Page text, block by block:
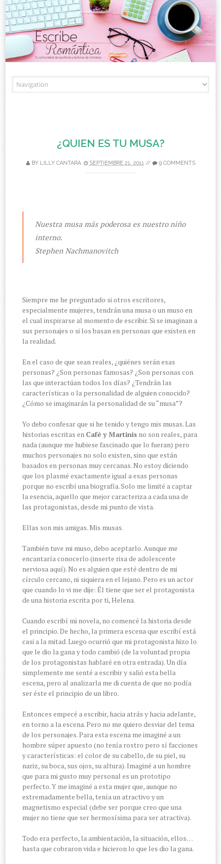
¿QUIEN ES TU MUSA?
BY LILLY CANTARA SEPTIEMBRE 21, 2011// 9 COMMENTS
Nuestra musa más poderosa es nuestro niño
interno.
Stephen Nachmanovitch
Siempre me he preguntado si otros escritores,
especialmente mujeres, tendrán una musa o un muso en
el cual inspirarse al momento de escribir. Si se imaginan a
sus personajes o si los basan en personas que existen en
la realidad.
En el caso de que sean reales, ¿quiénes serán esas
personas? ¿Son personas famosas? ¿Son personas con
las que interactúan todos los días? ¿Tendrán las
características o la personalidad de alguien conocido?
¿Cómo se imaginarán la personalidad de su “musa”?
Yo debo confesar que si he tenido y tengo mis musas. Las
historias escritas en Café y Martinis no son reales, para
nada (aunque me hubiese fascinado que lo fueran) pero
muchos personajes no solo existen, sino que están
basados en personas muy cercanas. No estoy diciendo
que los plasmé exactamente igual a esas personas
porque no escribí una biografía. Solo me limité a captar
la esencia, aquello que mejor caracteriza a cada una de
las protagonistas, desde mi punto de vista.
Ellas son mis amigas. Mis musas.
También tuve mi muso, debo aceptarlo. Aunque me
encantaría conocerlo (inserte risa de adolescente
nerviosa aquí). No es alguien que esté dentro de mi
círculo cercano, ni siquiera en el lejano. Pero es un actor
que cuando lo vi me dije: Él tiene que ser el protagonista
de una historia escrita por ti, Helena.
Cuando escribí mi novela, no comencé la historia desde
el principio. De hecho, la primera escena que escribí está
casi a la mitad. Luego ocurrió que mi protagonista hizo lo
que le dio la gana y todo cambió (de la voluntad propia
de los protagonistas hablaré en otra entrada). Un día
simplemente me senté a escribir y salió esta bella
escena, pero al analizarla me di cuenta de que no podía
ser éste el principio de un libro.
Entonces empecé a escribir, hacia atrás y hacia adelante,
en torno a la escena. Pero no me quiero desviar del tema
de los personajes. Para esta escena me imaginé a un
hombre súper apuesto (no tenía rostro pero sí facciones
y características: el color de su cabello, de su piel, su
nariz, su boca, sus ojos, su altura). Imaginé a un hombre
que para mi gusto muy personal es un prototipo
perfecto. Y me imaginé a esta mujer que, aunque no
extremadamente bella, tenía un atractivo y un
magnetismo especial (debe ser porque creo que una
mujer no tiene que ser hermosísima para ser atractiva).
Todo era perfecto, la ambientación, la situación, ellos…
hasta que cobraron vida e hicieron lo que les dio la gana.